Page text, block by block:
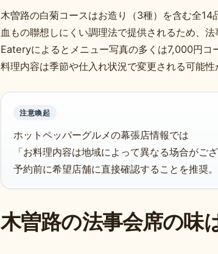
木曽路の白菊コースはお造り（3種）を含む全14
血もの聯想しにくい調理法で提供されるため、法
Eateryによるとメニュー写真の多くは7,000円コ
料理内容は季節や仕入れ状況で変更される可能性
注意喚起
ホットペッパーグルメの幕張店情報では
「お料理内容は地域によって異なる场合がご
予約前に希望店舗に直接確認することを推奨。
木曽路の法事会席の味